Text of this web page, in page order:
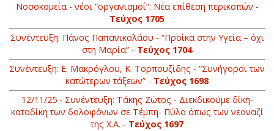
Νοσοκομεία - νέοι “οργανισμοί”: Νέα επίθεση περικοπών -
Τεύχος 1705
Συνέντευξη: Πάνος Παπανικολάου - “Προίκα στην Υγεία – όχι
στη Μαρία” - Τεύχος 1704
Συνέντευξη: Ε. Μακρόγλου, Κ. Τορπουζίδης - “Συνήγοροι των
κατώτερων τάξεων” - Τεύχος 1698
12/11/25 - Συνέντευξη: Τάκης Ζώτος - Διεκδικούμε δίκη­-
καταδίκη των δολοφόνων σε Τέμπη- Πύλο όπως των νεοναζί
της Χ.Α. - Τεύχος 1697